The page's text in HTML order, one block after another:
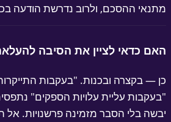
ההסכם, ולרוב נדרשת הודעה
כדאי לציין את הסיבה להעלאת
— בקצרה ובכנות. "בעקבות התייקרות
עליית עלויות הספקים" נתפסים
בלי הסבר מזמינה פרשנויות. אל